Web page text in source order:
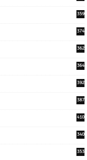
359
374
362
364
392
387
410
340
353